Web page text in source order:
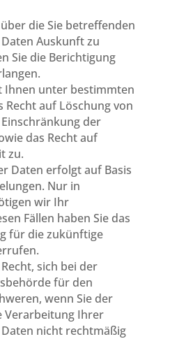
die Sie betreffenden
Auskunft zu
Sie die Berichtigung
Ihnen unter bestimmten
Recht auf Löschung von
der
das Recht auf
zu.
Daten erfolgt auf Basis
Nur in
wir Ihr
Fällen haben Sie das
für die zukünftige
sich bei der
für den
wenn Sie der
Verarbeitung Ihrer
nicht rechtmäßig